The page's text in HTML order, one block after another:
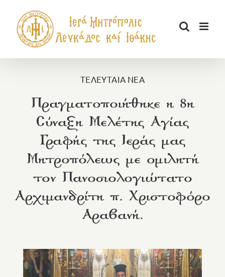
περιεχόμενο
ΤΕΛΕΥΤΑΙΑ ΝΕΑ
Πραγματοποιήθηκε η 8η
Σύναξη Μελέτης Αγίας
Γραφής της Ιεράς μας
Μητροπόλεως με ομιλητή
τον Πανοσιολογιώτατο
Αρχιμανδρίτη π. Χριστοφόρο
Αραβανή.